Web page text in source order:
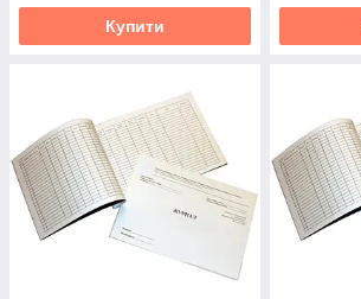
Купити